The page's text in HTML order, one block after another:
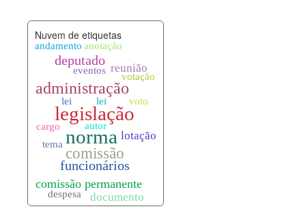
legislacao_norma_anotacoes.xml
Nuvem de etiquetas